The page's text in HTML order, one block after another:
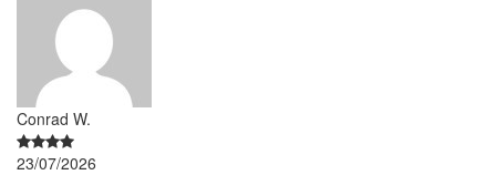
Conrad W.
23/07/2026